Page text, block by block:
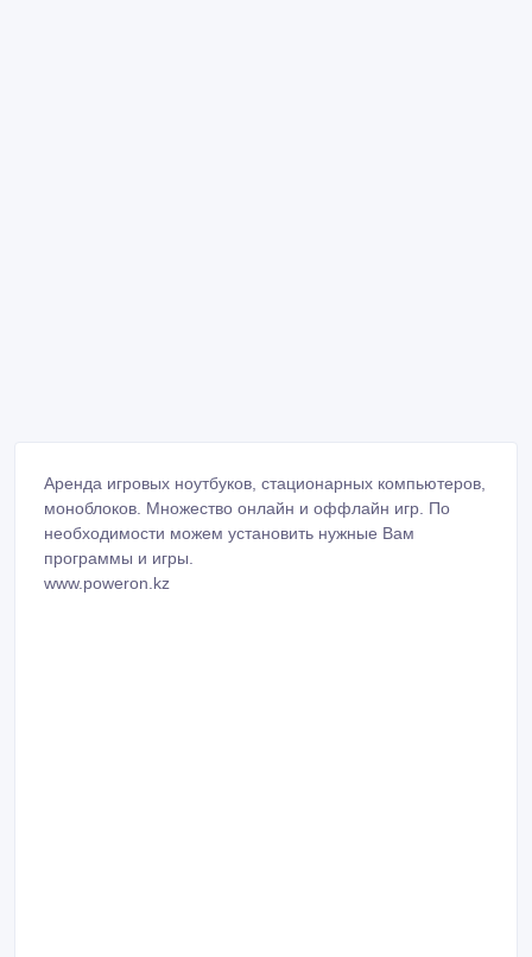
Аренда игровых ноутбуков, стационарных компьютеров,
моноблоков. Множество онлайн и оффлайн игр. По
необходимости можем установить нужные Вам
программы и игры.
www.poweron.kz